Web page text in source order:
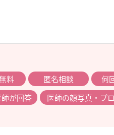
料 匿名相談
何
が回答
医師の顔写真・プ